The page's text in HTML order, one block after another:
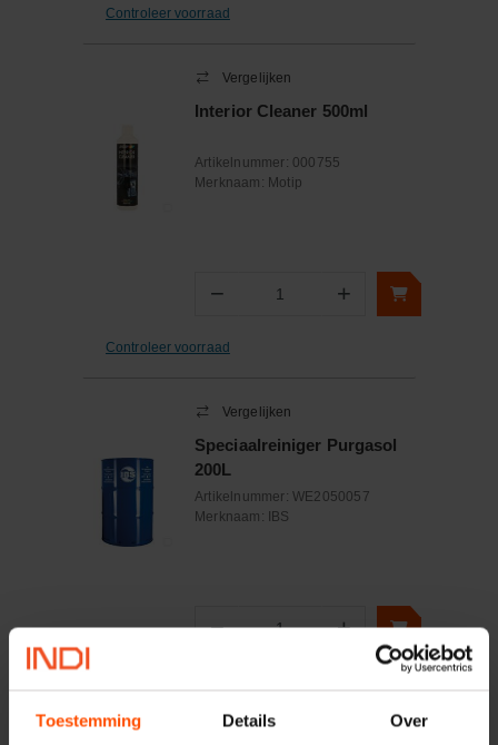
Toestemming Details Over
Controleer voorraad
Vergelijken
Interior Cleaner 500ml
Artikelnummer: 000755
Merknaam: Motip
− Aantal +
Controleer voorraad
Vergelijken
Speciaalreiniger Purgasol
200L
Artikelnummer: WE2050057
Merknaam:
IBS
− +